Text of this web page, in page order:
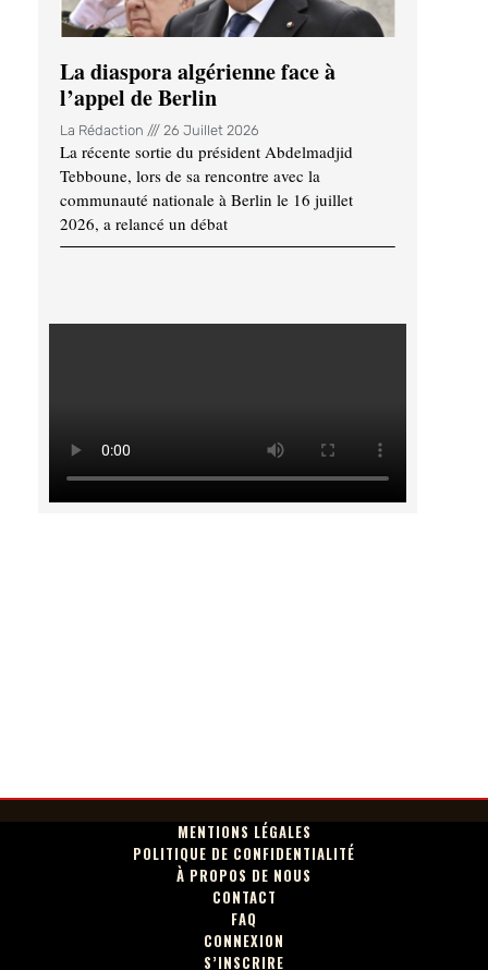
La diaspora algérienne face à
l’appel de Berlin
La Rédaction 26 Juillet 2026
La récente sortie du président Abdelmadjid
Tebboune, lors de sa rencontre avec la
communauté nationale à Berlin le 16 juillet
2026, a relancé un débat
MENTIONS LÉGALES
POLITIQUE DE CONFIDENTIALITÉ
À PROPOS DE NOUS
CONTACT
FAQ
CONNEXION
S’INSCRIRE